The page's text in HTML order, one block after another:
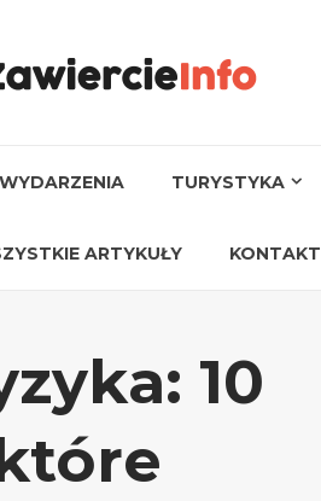
WYDARZENIA TURYSTYKA
ARTYKUŁY KONTAKT
10